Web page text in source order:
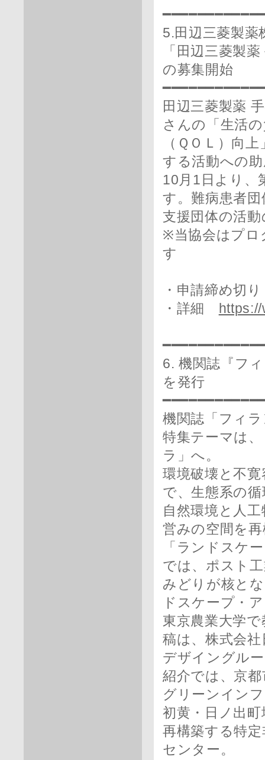
5.田辺三菱製薬
「田辺三菱製
の募集開始
田辺三菱製薬
さんの「生活
（ＱＯＬ）向
する活動への
10月1日より、
す。難病患者
支援団体の活
※当協会はプロ
す
・申請締め切
・詳細
6. 機関誌『フ
を発行
機関誌「フィ
特集テーマは
ラ」へ。
環境破壊と不
で、生態系の
自然環境と人
営みの空間を
「ランドスケ
では、ポスト
みどりが核と
ドスケープ・
東京農業大学
稿は、株式会
デザイングル
紹介では、京
グリーンイン
初黄・日ノ出
再構築する特
センター。